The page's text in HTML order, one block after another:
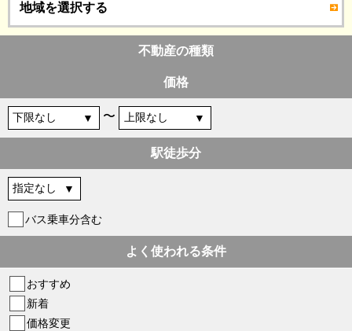
地域を選択する
不動産の種類
価格
〜
駅徒歩分
バス乗車分含む
よく使われる条件
おすすめ
新着
価格変更